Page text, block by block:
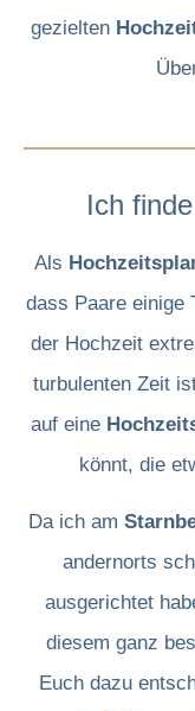
gezielten
Ich
Als
dass Paare einige
der Hochzeit
turbulenten Zeit
auf eine
könnt, die
Da ich am
andernorts
ausgerichtet
diesem ganz
Euch dazu